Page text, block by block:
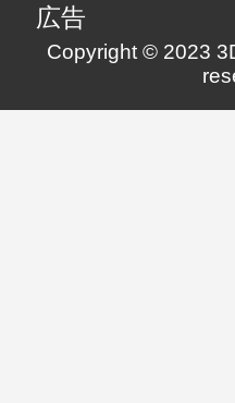
広告
Copyright © 2023